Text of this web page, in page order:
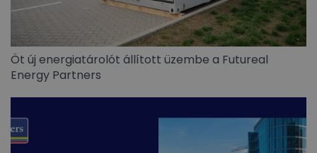
Öt új energiatárolót állított üzembe a Futureal
Energy Partners